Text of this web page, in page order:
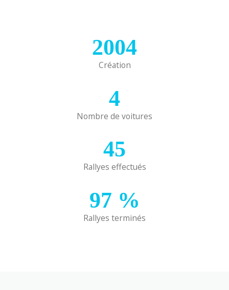
2004
Création
4
Nombre de voitures
45
Rallyes effectués
97 %
Rallyes terminés